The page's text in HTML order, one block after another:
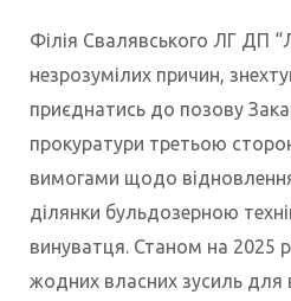
Філія Свалявського ЛГ ДП
незрозумілих причин,
приєднатись до позову
прокуратури третьою
вимогами щодо
ділянки бульдозерною
винуватця. Станом на 2025
жодних власних зусиль для